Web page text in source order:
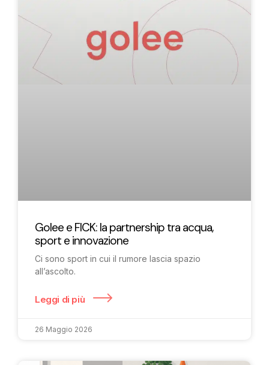
Golee e FICK: la partnership tra acqua,
sport e innovazione
Ci sono sport in cui il rumore lascia spazio
all’ascolto.
Leggi di più
26 Maggio 2026